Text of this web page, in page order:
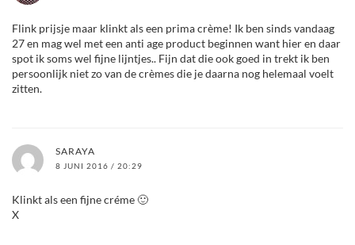
Flink prijsje maar klinkt als een prima crème! Ik ben sinds vandaag
27 en mag wel met een anti age product beginnen want hier en daar
spot ik soms wel fijne lijntjes.. Fijn dat die ook goed in trekt ik ben
persoonlijk niet zo van de crèmes die je daarna nog helemaal voelt
zitten.
SARAYA
8 JUNI 2016 / 20:29
Klinkt als een fijne créme 🙂
X